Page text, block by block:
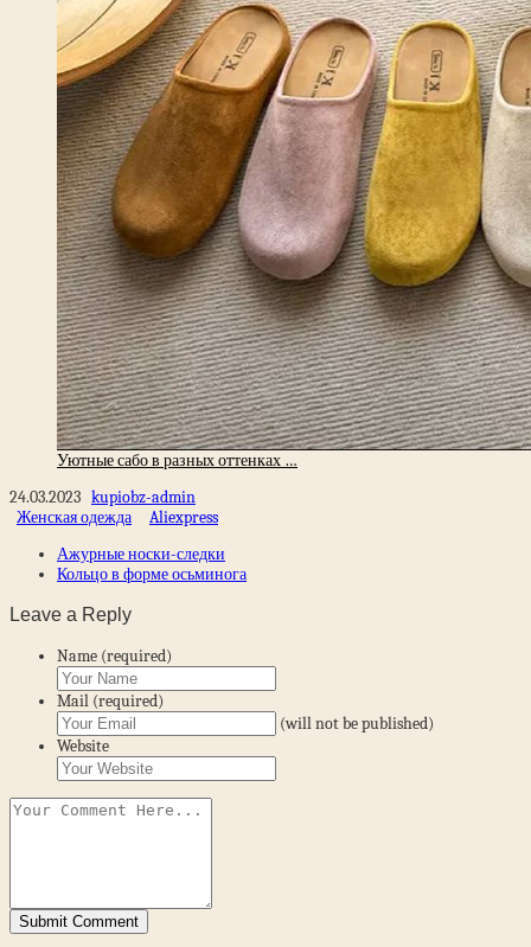
Уютные сабо в разных оттенках …
24.03.2023 kupiobz-admin
Женская одежда
Aliexpress
Ажурные носки-следки
Кольцо в форме осьминога
Leave a Reply
Name (required)
Mail (required)
(will not be published)
Website